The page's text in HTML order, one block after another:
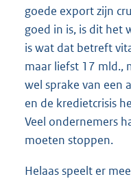
goede export zijn
goed in is, is dit het
is wat dat betreft
maar liefst 17 mld.,
wel sprake van een
en de kredietcrisis
Veel ondernemers
moeten stoppen.
Helaas speelt er